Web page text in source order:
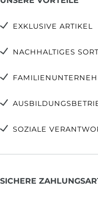
EXKLUSIVE ARTIKEL
NACHHALTIGES
SOZIALE
SICHERE